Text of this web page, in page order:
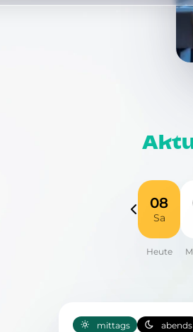
08
Sa
mittags abends